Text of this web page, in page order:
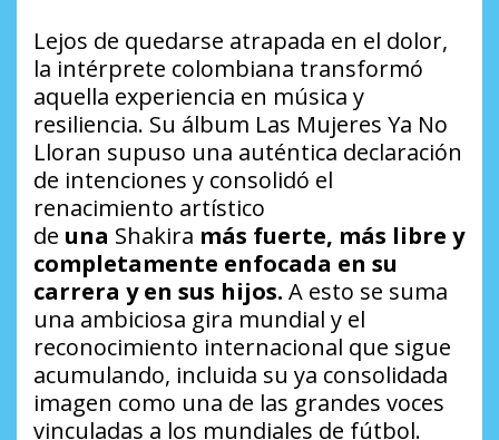
Lejos de quedarse atrapada en el dolor,
la intérprete colombiana transformó
aquella experiencia en música y
resiliencia. Su álbum Las Mujeres Ya No
Lloran supuso una auténtica declaración
de intenciones y consolidó el
renacimiento artístico
de una Shakira más fuerte, más libre y
completamente enfocada en su
carrera y en sus hijos. A esto se suma
una ambiciosa gira mundial y el
reconocimiento internacional que sigue
acumulando, incluida su ya consolidada
imagen como una de las grandes voces
vinculadas a los mundiales de fútbol.